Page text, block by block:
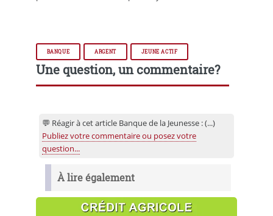
BANQUE ARGENT JEUNE ACTIF
Une question, un commentaire?
💬 Réagir à cet article Banque de la Jeunesse : (...)
Publiez votre commentaire ou posez votre
question...
À lire également